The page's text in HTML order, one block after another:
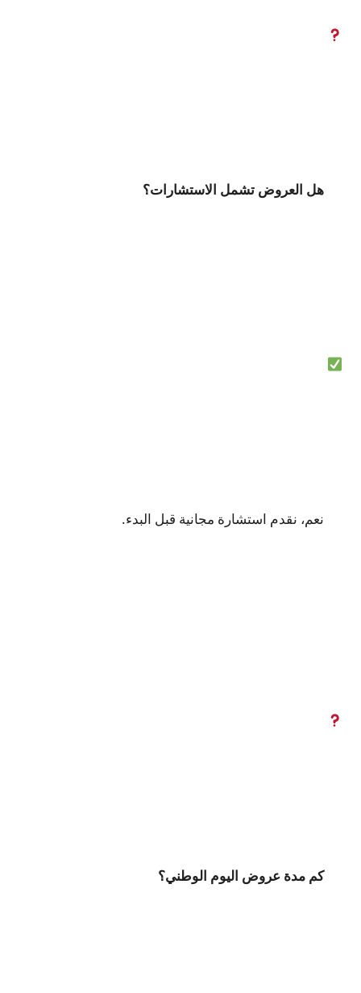
هل العروض تشمل الاستشارات؟
نعم، نقدم استشارة مجانية قبل البدء.
كم مدة عروض اليوم الوطني؟